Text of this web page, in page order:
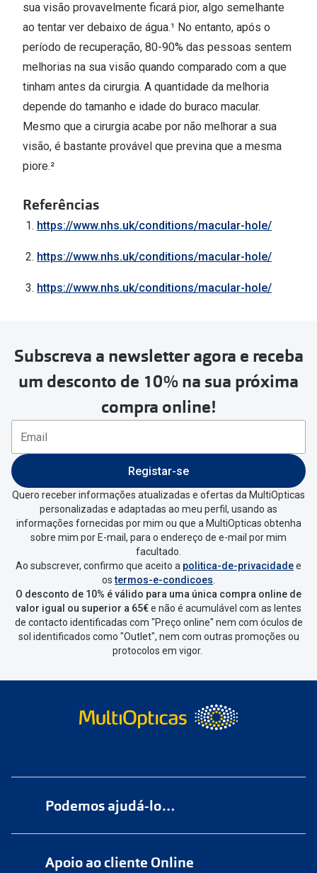
sua visão provavelmente ficará pior, algo semelhante
ao tentar ver debaixo de água.¹ No entanto, após o
período de recuperação, 80-90% das pessoas sentem
melhorias na sua visão quando comparado com a que
tinham antes da cirurgia. A quantidade da melhoria
depende do tamanho e idade do buraco macular.
Mesmo que a cirurgia acabe por não melhorar a sua
visão, é bastante provável que previna que a mesma
piore.²
Referências
https://www.nhs.uk/conditions/macular-hole/
https://www.nhs.uk/conditions/macular-hole/
https://www.nhs.uk/conditions/macular-hole/
Subscreva a newsletter agora e receba
um desconto de 10% na sua próxima
compra online!
Registar-se
Quero receber informações atualizadas e ofertas da MultiOpticas
personalizadas e adaptadas ao meu perfil, usando as
informações fornecidas por mim ou que a MultiOpticas obtenha
sobre mim por E-mail, para o endereço de e-mail por mim
facultado.
Ao subscrever, confirmo que aceito a politica-de-privacidadee
ostermos-e-condicoes.
O desconto de 10% é válido para uma única compra online de
valor igual ou superior a 65€e não é acumulável com as lentes
de contacto identificadas com "Preço online" nem com óculos de
sol identificados como "Outlet", nem com outras promoções ou
protocolos em vigor.
Podemos ajudá-lo…
Apoio ao cliente Online